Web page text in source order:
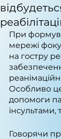
При
мережі
на гостру
Особливо
допомоги
Говорячи